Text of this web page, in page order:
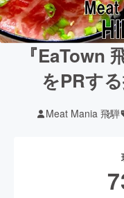
『EaTown
をPRす
Meat Mania 飛騨